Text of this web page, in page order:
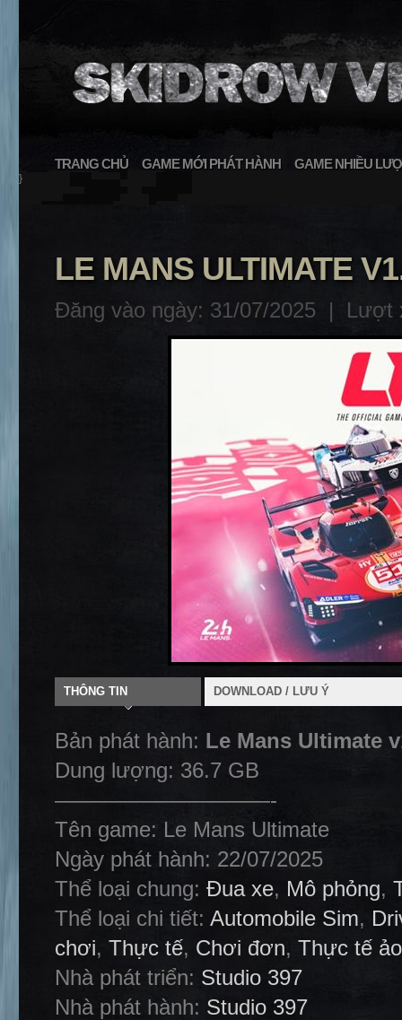
TRANG CHỦ GAME MỚI PHÁT HÀNH GAME NHIỀU
}
LE MANS ULTIMATE
Đăng vào ngày: 31/07/2025 | Lượt
THÔNG TIN DOWNLOAD / LƯU Ý
Bản phát hành: Le Mans Ultimate
Dung lượng: 36.7 GB
——————————-
Tên game: Le Mans Ultimate
Ngày phát hành: 22/07/2025
Thể loại chung: Đua xe, Mô phỏng,
Thể loại chi tiết: Automobile Sim,
chơi, Thực tế, Chơi đơn, Thực tế ảo
Nhà phát triển: Studio 397
Nhà phát hành: Studio 397